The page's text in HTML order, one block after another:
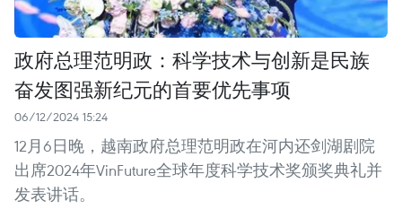
政府总理范明政：科学技术与创新是民族
奋发图强新纪元的首要优先事项
06/12/2024 15:24
12月6日晚，越南政府总理范明政在河内还剑湖剧院
出席2024年VinFuture全球年度科学技术奖颁奖典礼并
发表讲话。